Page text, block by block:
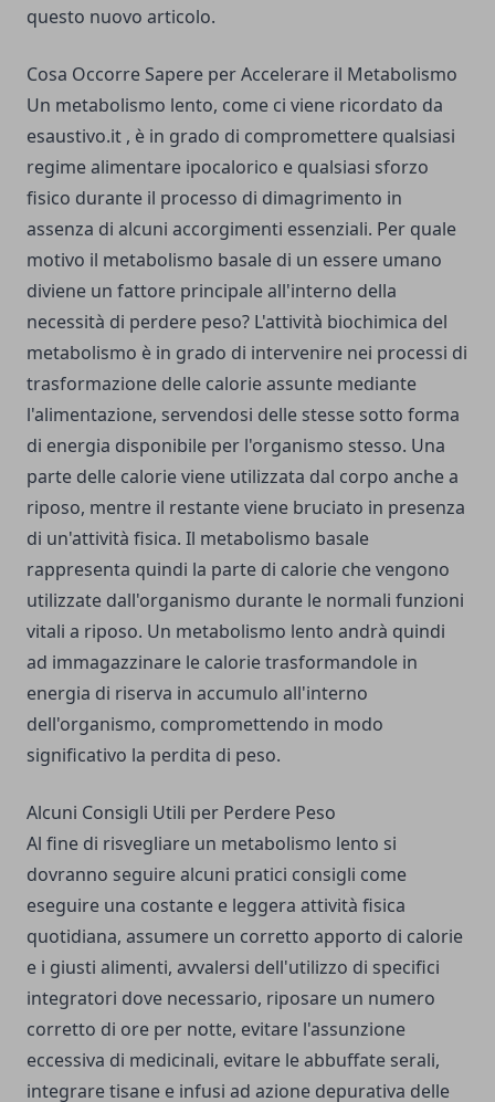
questo nuovo articolo.
Cosa Occorre Sapere per Accelerare il Metabolismo
Un metabolismo lento, come ci viene ricordato da
esaustivo.it , è in grado di compromettere qualsiasi
regime alimentare ipocalorico e qualsiasi sforzo
fisico durante il processo di dimagrimento in
assenza di alcuni accorgimenti essenziali. Per quale
motivo il metabolismo basale di un essere umano
diviene un fattore principale all'interno della
necessità di perdere peso? L'attività biochimica del
metabolismo è in grado di intervenire nei processi di
trasformazione delle calorie assunte mediante
l'alimentazione, servendosi delle stesse sotto forma
di energia disponibile per l'organismo stesso. Una
parte delle calorie viene utilizzata dal corpo anche a
riposo, mentre il restante viene bruciato in presenza
di un'attività fisica. Il metabolismo basale
rappresenta quindi la parte di calorie che vengono
utilizzate dall'organismo durante le normali funzioni
vitali a riposo. Un metabolismo lento andrà quindi
ad immagazzinare le calorie trasformandole in
energia di riserva in accumulo all'interno
dell'organismo, compromettendo in modo
significativo la perdita di peso.
Alcuni Consigli Utili per Perdere Peso
Al fine di risvegliare un metabolismo lento si
dovranno seguire alcuni pratici consigli come
eseguire una costante e leggera attività fisica
quotidiana, assumere un corretto apporto di calorie
e i giusti alimenti, avvalersi dell'utilizzo di specifici
integratori dove necessario, riposare un numero
corretto di ore per notte, evitare l'assunzione
eccessiva di medicinali, evitare le abbuffate serali,
integrare tisane e infusi ad azione depurativa delle